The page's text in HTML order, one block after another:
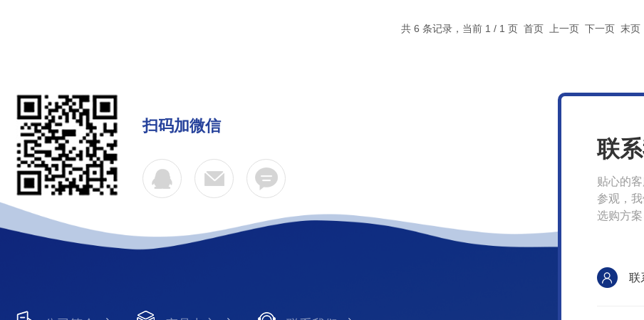
共 6 条记录，当前 1 / 1 页 首页 上一页 下一页 末页
扫码加微信
联
贴心的
参观，
选购方案
联